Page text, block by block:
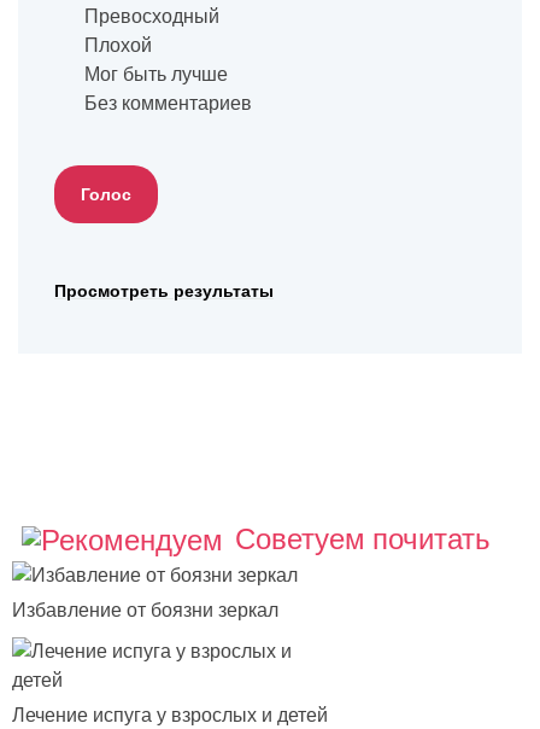
Превосходный
Плохой
Мог быть лучше
Без комментариев
Просмотреть результаты
Советуем почитать
Избавление от боязни зеркал
Лечение испуга у взрослых и детей